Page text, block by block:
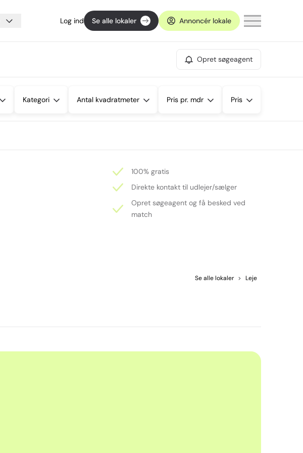
Log ind Se alle lokaler Annoncér lokale
Opret søgeagent
Kategori Antal kvadratmeter Pris pr. mdr Pris
100% gratis
Direkte kontakt til udlejer/sælger
Opret søgeagent og få besked ved
match
Se alle lokaler > Leje